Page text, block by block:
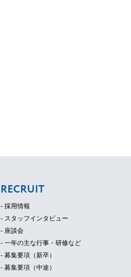
RECRUIT
- 採用情報
- スタッフインタビュー
- 座談会
- 一年の主な行事・研修など
- 募集要項（新卒）
- 募集要項（中途）